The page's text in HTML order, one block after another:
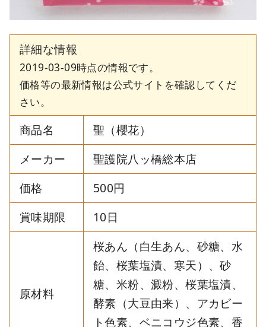
詳細な情報
2019-03-09時点の情報です。
価格等の最新情報は公式サイトを確認してくだ
さい。
商品名
聖（櫻花）
メーカー
聖護院八ッ橋総本店
価格
500円
賞味期限
10日
原材料
桜あん（白生あん、砂糖、水
飴、桜葉塩漬、寒天）、砂
糖、米粉、澱粉、桜葉塩漬、
酵素（大豆由来）、アカビー
ト色素、ベニコウジ色素、香